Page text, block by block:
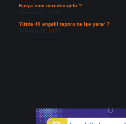
Karya ismi nereden gelir ?
Temmuz 17, 2026
Yüzde 40 engelli raporu ne işe yarar ?
Temmuz 15, 2026